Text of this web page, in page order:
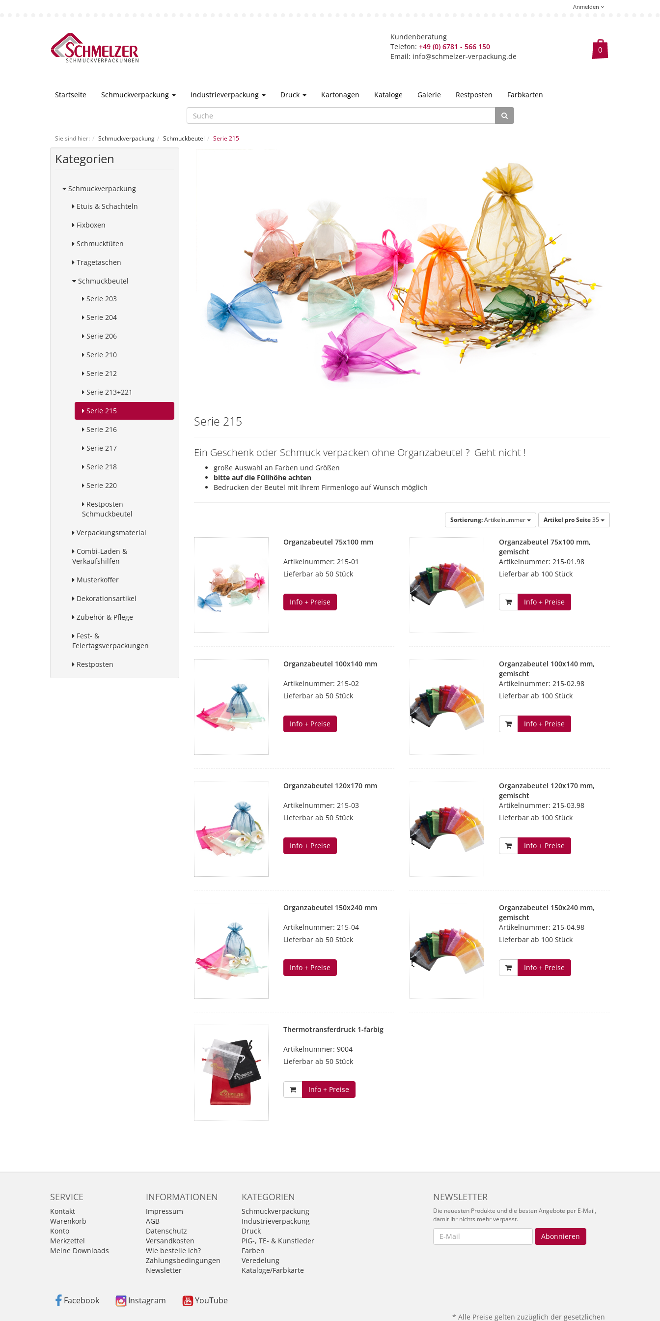
Anmelden
Kundenberatung
Telefon: +49 (0) 6781 - 566 150
Email: info@schmelzer-verpackung.de
Startseite Schmuckverpackung Industrieverpackung Druck Kartonagen Kataloge Galerie Restposten Farbkarten
Sie sind hier: Schmuckverpackung Schmuckbeutel Serie 215
Kategorien
Schmuckverpackung
Etuis & Schachteln
Fixboxen
Schmucktüten
Tragetaschen
Schmuckbeutel
Serie 203
Serie 204
Serie 206
Serie 210
Serie 212
Serie 213+221
Serie 215
Serie 216
Serie 217
Serie 218
Serie 220
Restposten
Schmuckbeutel
Verpackungsmaterial
Combi-Laden &
Verkaufshilfen
Musterkoffer
Dekorationsartikel
Zubehör & Pflege
Fest- &
Feiertagsverpackungen
Restposten
Serie 215
Ein Geschenk oder Schmuck verpacken ohne Organzabeutel ? Geht nicht !
große Auswahl an Farben und Größen
bitte auf die Füllhöhe achten
Bedrucken der Beutel mit Ihrem Firmenlogo auf Wunsch möglich
Sortierung:Artikelnummer Artikel pro Seite35
Organzabeutel 75x100 mm
Artikelnummer: 215-01
Lieferbar ab 50 Stück
Info + Preise
Organzabeutel 75x100 mm,
gemischt
Artikelnummer: 215-01.98
Lieferbar ab 100 Stück
Info + Preise
Organzabeutel 100x140 mm
Artikelnummer: 215-02
Lieferbar ab 50 Stück
Info + Preise
Organzabeutel 100x140 mm,
gemischt
Artikelnummer: 215-02.98
Lieferbar ab 100 Stück
Info + Preise
Organzabeutel 120x170 mm
Artikelnummer: 215-03
Lieferbar ab 50 Stück
Info + Preise
Organzabeutel 120x170 mm,
gemischt
Artikelnummer: 215-03.98
Lieferbar ab 100 Stück
Info + Preise
Organzabeutel 150x240 mm
Artikelnummer: 215-04
Lieferbar ab 50 Stück
Info + Preise
Organzabeutel 150x240 mm,
gemischt
Artikelnummer: 215-04.98
Lieferbar ab 100 Stück
Info + Preise
Thermotransferdruck 1-farbig
Artikelnummer: 9004
Lieferbar ab 50 Stück
Info + Preise
SERVICE
Kontakt
Warenkorb
Konto
Merkzettel
Meine Downloads
INFORMATIONEN
Impressum
AGB
Datenschutz
Versandkosten
Wie bestelle ich?
Zahlungsbedingungen
Newsletter
KATEGORIEN
Schmuckverpackung
Industrieverpackung
Druck
PIG-, TE- & Kunstleder
Farben
Veredelung
Kataloge/Farbkarte
NEWSLETTER
Die neuesten Produkte und die besten Angebote per E-Mail,
damit Ihr nichts mehr verpasst.
Newsletter Abonnieren
Facebook Instagram YouTube
* Alle Preise gelten zuzüglich der gesetzlichen